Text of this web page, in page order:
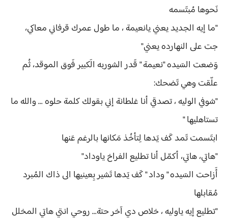
نَحوها مُبتَسمه
"ما إيه الجديد يعني يانعيمة ، ما طول عمرك قرفاني معاكي،
جت على النهارده يعني"
وَضعت السَيده "نعيمة " قَدر الشوربه الَكبير فَوق الموقد، ثُم
علّقت وهي تَضحك:
"شوفي الوليه ، تصدقي أنا غلطانة إني بقولك كلمة حلوه ... والله ما
تستاهليها "
ابتَسمت تَمد كَف يَدها لِتأخُذ مَكانها بالرغم عَنها
"هاتي، هاتي، أكمّل أنا تطليع الفراخ ياوداد"
أَزاحت السَيده " وداد " كَف يَدها تَشير بِعينيها الى ذاك المُبرد
مُقابلها
"تطليع إيه ياوليه ، خلاص دي آخر حتة... روحي انتي هاتي المخلل